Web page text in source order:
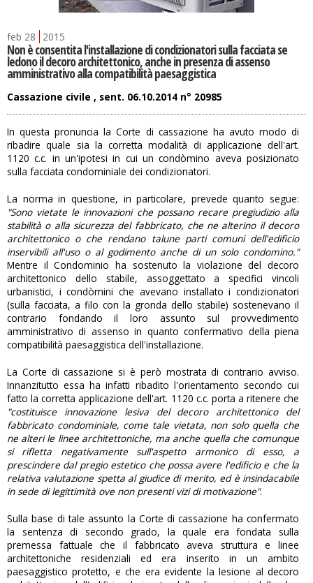
feb 28 2015
Non è consentita l'installazione di condizionatori sulla facciata se
ledono il decoro architettonico, anche in presenza di assenso
amministrativo alla compatibilità paesaggistica
Cassazione civile , sent. 06.10.2014 n° 20985
In questa pronuncia la Corte di cassazione ha avuto modo di
ribadire quale sia la corretta modalità di applicazione dell'art.
1120 c.c. in un'ipotesi in cui un condòmino aveva posizionato
sulla facciata condominiale dei condizionatori.
La norma in questione, in particolare, prevede quanto segue:
"Sono vietate le innovazioni che possano recare pregiudizio alla
stabilità o alla sicurezza del fabbricato, che ne alterino il decoro
architettonico o che rendano talune parti comuni dell'edificio
inservibili all'uso o al godimento anche di un solo condomino."
Mentre il Condominio ha sostenuto la violazione del decoro
architettonico dello stabile, assoggettato a specifici vincoli
urbanistici, i condòmini che avevano installato i condizionatori
(sulla facciata, a filo con la gronda dello stabile) sostenevano il
contrario fondando il loro assunto sul provvedimento
amministrativo di assenso in quanto confermativo della piena
compatibilità paesaggistica dell'installazione.
La Corte di cassazione si è però mostrata di contrario avviso.
Innanzitutto essa ha infatti ribadito l'orientamento secondo cui
fatto la corretta applicazione dell'art. 1120 c.c. porta a ritenere che
"costituisce innovazione lesiva del decoro architettonico del
fabbricato condominiale, come tale vietata, non solo quella che
ne alteri le linee architettoniche, ma anche quella che comunque
si rifletta negativamente sull'aspetto armonico di esso, a
prescindere dal pregio estetico che possa avere l'edificio e che la
relativa valutazione spetta al giudice di merito, ed è insindacabile
in sede di legittimità ove non presenti vizi di motivazione".
Sulla base di tale assunto la Corte di cassazione ha confermato
la sentenza di secondo grado, la quale era fondata sulla
premessa fattuale che il fabbricato aveva struttura e linee
architettoniche residenziali ed era inserito in un ambito
paesaggistico protetto, e che era evidente la lesione al decoro